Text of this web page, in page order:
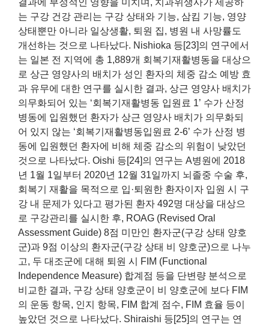
는 구강 건강 관리는 구강 상태와 기능, 삼킴 기능, 영양
상태뿐만 아니라 일상생활, 퇴원 집, 병원 내 사망률도
개선하는 것으로 나타났다. Nishioka 등[23]의 연구에서
는 일본 전 지역에 총 1,889개 회복기재활병동을 대상으
로 상근 영양사의 배치가 성인 환자의 체중 감소 예방 효
과 유무에 대한 연구를 실시한 결과, 상근 영양사 배치가
의무화되어 있는 ‘회복기재활병동 입원료 1’ 수가 산정
병동에 입원했던 환자가 상근 영양사 배치가 의무화되
어 있지 않는 ‘회복기재활병동입원료 2-6’ 수가 산정 병
동에 입원했던 환자에 비해 체중 감소의 위험이 낮았던
것으로 나타났다. Oishi 등[24]의 연구는 A병원에 2018
년 1월 1일부터 2020년 12월 31일까지 뇌졸중 수술 후,
회복기 재활을 목적으로 입·퇴원한 환자이자 입원 시 구
강 내 문제가 있다고 평가된 환자 492명 대상을 대상으
로 구강관리를 실시한 후, ROAG (Revised Oral
Assessment Guide) 8점 미만인 환자군(구강 상태 양호
군)과 9점 이상의 환자군(구강 상태 비 양호군)으로 나누
고, 두 대조군에 대해 퇴원 시 FIM (Functional
Independence Measure) 합계점 등을 단변량 분석으로
비교한 결과, 구강 상태 양호군이 비 양호군에 보다 FIM
의 운동 항목, 인지 항목, FIM 합계 점수, FIM 효율 등이
높았던 것으로 나타났다. Shiraishi 등[25]의 연구는 연